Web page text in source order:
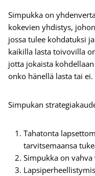
Simpukka on
kokevien yhdistys,
jossa tulee kohdatuksi
kaikilla lasta toivovilla
jotta jokaista
onko hänellä lasta tai ei.
Simpukan
Tahatonta
tarvitsemaansa
Simpukka on